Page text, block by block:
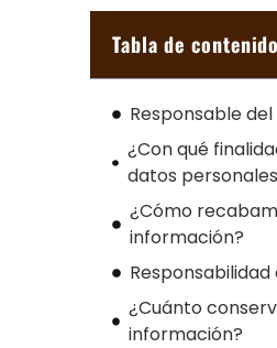
Tabla de
Responsable
¿Con qué
datos
¿Cómo
información?
Responsabilidad
¿Cuánto
información?